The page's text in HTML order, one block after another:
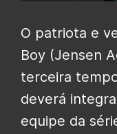
O patriota e
Boy (Jensen
terceira
deverá
equipe da